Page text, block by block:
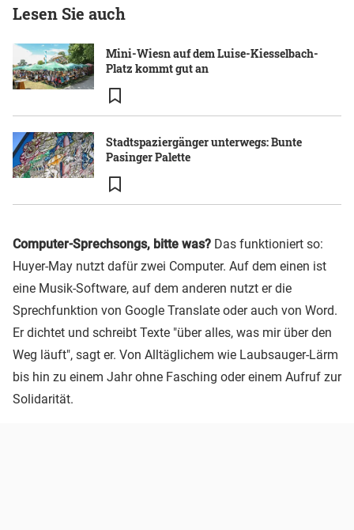
Lesen Sie auch
Mini-Wiesn auf dem Luise-Kiesselbach-
Platz kommt gut an
Stadtspaziergänger unterwegs: Bunte
Pasinger Palette
Computer-Sprechsongs, bitte was? Das funktioniert so:
Huyer-May nutzt dafür zwei Computer. Auf dem einen ist
eine Musik-Software, auf dem anderen nutzt er die
Sprechfunktion von Google Translate oder auch von Word.
Er dichtet und schreibt Texte "über alles, was mir über den
Weg läuft", sagt er. Von Alltäglichem wie Laubsauger-Lärm
bis hin zu einem Jahr ohne Fasching oder einem Aufruf zur
Solidarität.